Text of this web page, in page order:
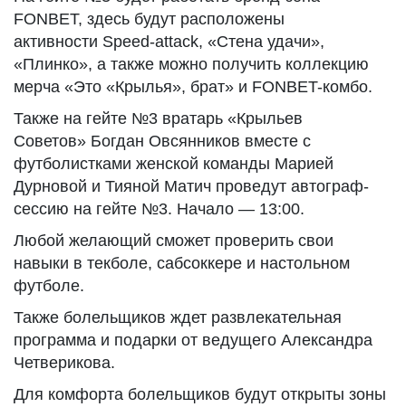
FONBET, здесь будут расположены
активности Speed-attack, «Стена удачи»,
«Плинко», а также можно получить коллекцию
мерча «Это «Крылья», брат» и FONBET-комбо.
Также на гейте №3 вратарь «Крыльев
Советов» Богдан Овсянников вместе с
футболистками женской команды Марией
Дурновой и Тияной Матич проведут автограф-
сессию на гейте №3. Начало — 13:00.
Любой желающий сможет проверить свои
навыки в текболе, сабсоккере и настольном
футболе.
Также болельщиков ждет развлекательная
программа и подарки от ведущего Александра
Четверикова.
Для комфорта болельщиков будут открыты зоны